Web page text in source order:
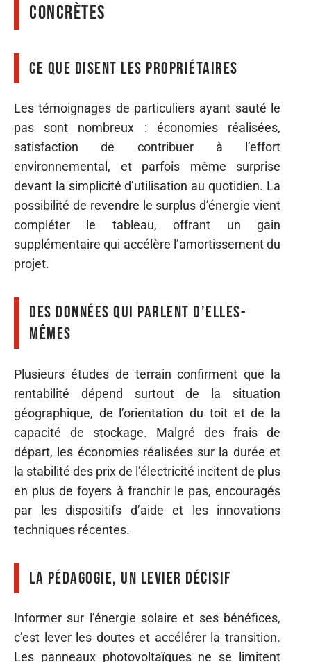
concrètes
Ce que disent les propriétaires
Les témoignages de particuliers ayant sauté le
pas sont nombreux : économies réalisées,
satisfaction de contribuer à l’effort
environnemental, et parfois même surprise
devant la simplicité d’utilisation au quotidien. La
possibilité de revendre le surplus d’énergie vient
compléter le tableau, offrant un gain
supplémentaire qui accélère l’amortissement du
projet.
Des données qui parlent d’elles-
mêmes
Plusieurs études de terrain confirment que la
rentabilité dépend surtout de la situation
géographique, de l’orientation du toit et de la
capacité de stockage. Malgré des frais de
départ, les économies réalisées sur la durée et
la stabilité des prix de l’électricité incitent de plus
en plus de foyers à franchir le pas, encouragés
par les dispositifs d’aide et les innovations
techniques récentes.
La pédagogie, un levier décisif
Informer sur l’énergie solaire et ses bénéfices,
c’est lever les doutes et accélérer la transition.
Les panneaux photovoltaïques ne se limitent